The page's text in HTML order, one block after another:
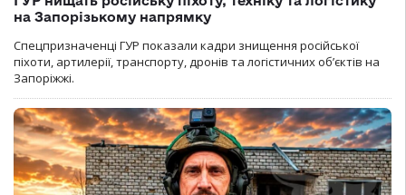
на Запорізькому напрямку
Спецпризначенці ГУР показали кадри знищення російської
піхоти, артилерії, транспорту, дронів та логістичних об’єктів на
Запоріжжі.